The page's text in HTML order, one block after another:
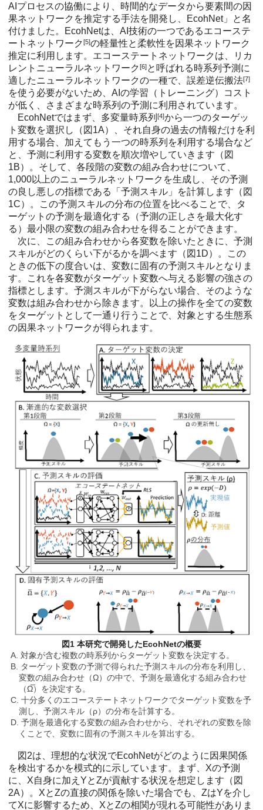
AIプロセスの協働により、時間的なデータから要素間の因
果ネットワークを推定する手法を開発し、EcohNet」と名
付けました。EcohNetは、AI技術の一つであるエコーステ
ートネットワーク [5]の軽量性と柔軟性を因果ネットワーク
推定に利用します。エコーステートネットワークは、リカ
レントニューラルネットワーク [6]と呼ばれる時系列予測に
適したニューラルネットワークの一種で、誤差逆伝搬法[7]
を使う必要がないため、AIの学習（トレーニング）コスト
が低く、さまざまな時系列の予測に利用されています。
EcohNetではまず、多変量時系列 [4]から一つのターゲッ
ト変数を選択し（図1A）、それ自身の過去の情報だけを利
用する場合、加えてもう一つの時系列を利用する場合など
と、予測に利用する変数を順次増やしていきます（図
1B）。そして、各段階の変数の組み合わせについて、
1,000以上のニューラルネットワークを生成し、その予測
の良し悪しの指標である「予測スキル」を計算します（図
1C）。この予測スキルの分布の位置を比べることで、タ
ーゲットの予測を最適化する（予測の正しさを最大化す
る）最小限の変数の組み合わせを得ることができます。
次に、この組み合わせから各変数を除いたときに、予測
スキルがどのくらい下がるかを調べます（図1D）。この
ときの低下の度合いは、変数に固有の予測スキルとなりま
す。これを各変数がターゲット変数へ与える影響の強さの
指標とします。予測スキルが下がらない場合、そのような
変数は組み合わせから除きます。以上の操作を全ての変数
をターゲットとして一通り行うことで、対象とする生態系
の因果ネットワークが得られます。
図1 本研究で開発したEcohNetの概要
A. 対象が含む複数の時系列からターゲット変数を決定する。
B. ターゲット変数の予測で得られた予測スキルの分布を利用し、
変数の組み合わせ（Ω）の中で、予測を最適化する組み合わせ
（Ω̅）を決定する。
C. 十分多くのエコーステートネットワークでターゲット変数を予
測し、予測スキル（ρ）の分布を計算する。
D. 予測を最適化する変数の組み合わせから、それぞれの変数を除
くことで、変数に固有の予測スキルを算出する。
図2は、理想的な状況でEcohNetがどのように因果関係
を検出するかを模式的に示しています。まず、Xの予測
に、X自身に加えYとZが貢献する状況を想定します（図
2A）。XとZの直接の関係を除いた場合でも、ZはYを介し
てXに影響するため、XとZの相関が現れる可能性がありま